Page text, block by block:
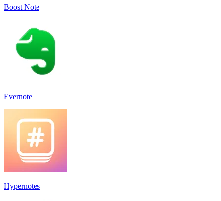
Boost Note
Evernote
Hypernotes